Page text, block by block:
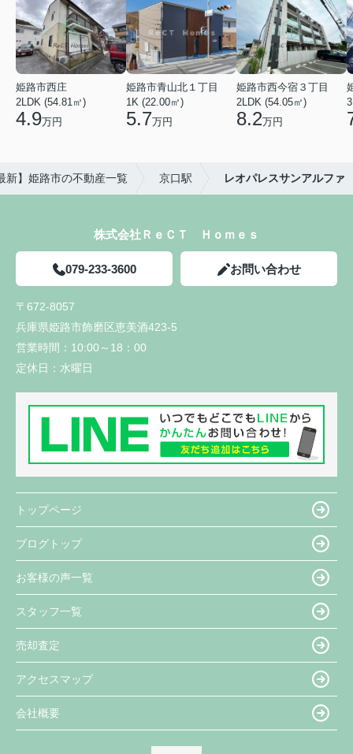
姫路市西庄
2LDK (54.81㎡)
4.9万円
姫路市青山北１丁目
1K (22.00㎡)
5.7万円
姫路市西今宿３丁目
2LDK (54.05㎡)
8.2万円
新】姫路市の不動産一覧 京口駅 レオパレスサンアルファ
株式会社ＲｅＣＴ Ｈｏｍｅｓ
079-233-3600 お問い合わせ
〒672-8057
兵庫県姫路市飾磨区恵美酒423-5
営業時間： 10:00～18：00
定休日： 水曜日
トップページ
ブログトップ
お客様の声一覧
スタッフ一覧
売却査定
アクセスマップ
会社概要